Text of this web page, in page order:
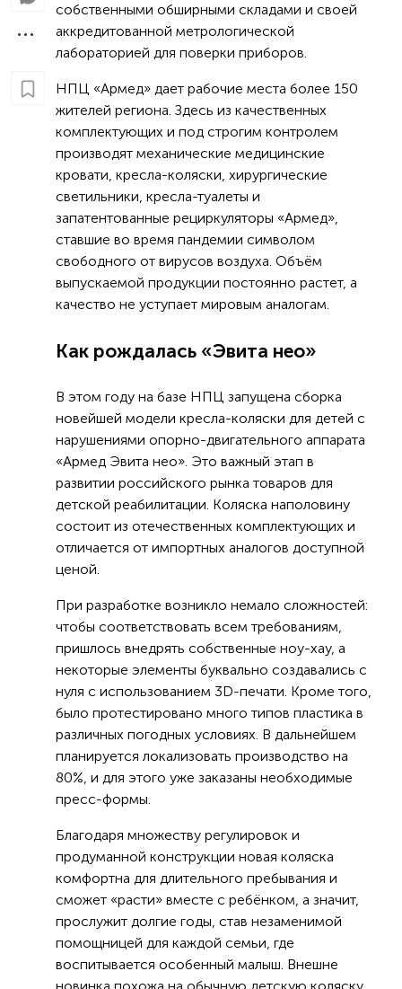
собственными обширными складами и своей
аккредитованной метрологической
лабораторией для поверки приборов.
НПЦ «Армед» дает рабочие места более 150
жителей региона. Здесь из качественных
комплектующих и под строгим контролем
производят механические медицинские
кровати, кресла-коляски, хирургические
светильники, кресла-туалеты и
запатентованные рециркуляторы «Армед»,
ставшие во время пандемии символом
свободного от вирусов воздуха. Объём
выпускаемой продукции постоянно растет, а
качество не уступает мировым аналогам.
Как рождалась «Эвита нео»
В этом году на базе НПЦ запущена сборка
новейшей модели кресла-коляски для детей с
нарушениями опорно-двигательного аппарата
«Армед Эвита нео». Это важный этап в
развитии российского рынка товаров для
детской реабилитации. Коляска наполовину
состоит из отечественных комплектующих и
отличается от импортных аналогов доступной
ценой.
При разработке возникло немало сложностей:
чтобы соответствовать всем требованиям,
пришлось внедрять собственные ноу-хау, а
некоторые элементы буквально создавались с
нуля с использованием 3D-печати. Кроме того,
было протестировано много типов пластика в
различных погодных условиях. В дальнейшем
планируется локализовать производство на
80%, и для этого уже заказаны необходимые
пресс-формы.
Благодаря множеству регулировок и
продуманной конструкции новая коляска
комфортна для длительного пребывания и
сможет «расти» вместе с ребёнком, а значит,
прослужит долгие годы, став незаменимой
помощницей для каждой семьи, где
воспитывается особенный малыш. Внешне